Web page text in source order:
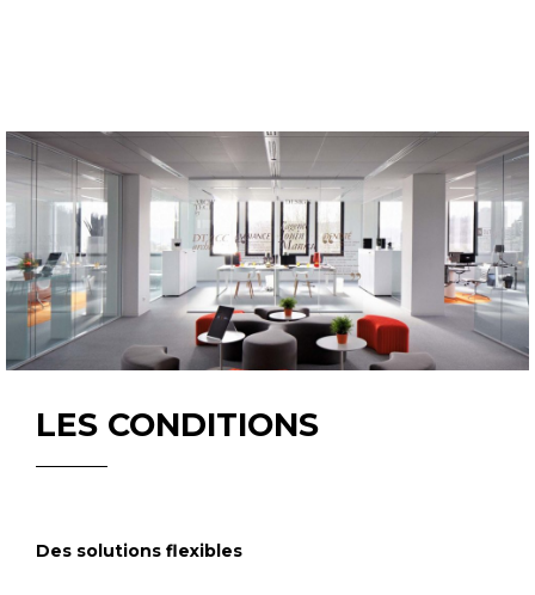
LES CONDITIONS
Des solutions flexibles